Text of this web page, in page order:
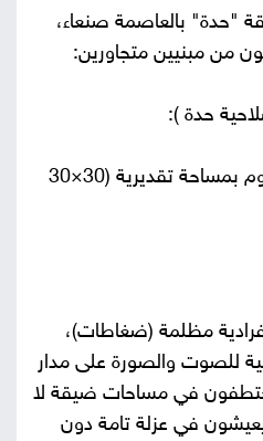
"حدة" بالعاصمة صنعاء،
من مبنيين متجاورين:
حدة ):
يتكون من دور أرضي وبدروم بمساحة تقديرية (30×30
زنزانة انفرادية مظلمة (ضغاطات)،
للصوت والصورة على مدار
في مساحات ضيقة لا
في عزلة تامة دون